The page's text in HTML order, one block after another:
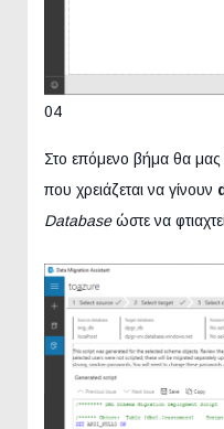
04
Στο επόμενο βήμα θα μας
που χρειάζεται να γίνουν
Databaseώστε να